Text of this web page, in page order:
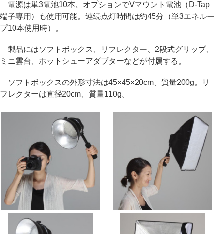
電源は単3電池10本。オプションでVマウント電池（D-Tap
端子専用）も使用可能。連続点灯時間は約45分（単3エネルー
プ10本使用時）。
製品にはソフトボックス、リフレクター、2段式グリップ、
ミニ雲台、ホットシューアダプターなどが付属する。
ソフトボックスの外形寸法は45×45×20cm、質量200g。リ
フレクターは直径20cm、質量110g。